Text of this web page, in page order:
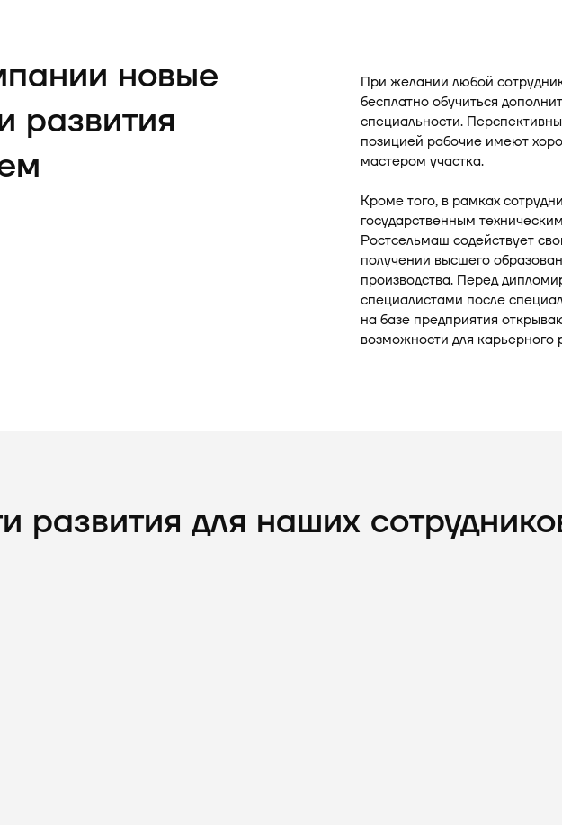
новые
развития
При желании любой
бесплатно обучиться
специальности.
позицией рабочие имеют
мастером участка.
Кроме того, в рамках
государственным
Ростсельмаш содействует
получении высшего
производства. Перед
специалистами после
на базе предприятия
возможности для карьерного
развития для наших